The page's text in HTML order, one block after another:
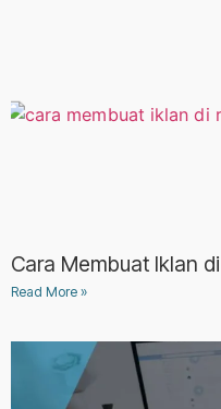
Cara Membuat Iklan
Read More »